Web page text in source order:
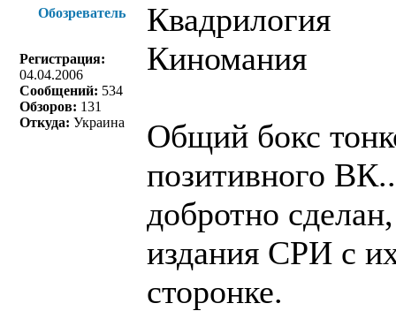
Обозреватель
Регистрация:
04.04.2006
Сообщений: 534
Обзоров: 131
Откуда: Украина
Квадрилогия
Киномания
Общий бокс
позитивного
добротно
издания СРИ с
сторонке.